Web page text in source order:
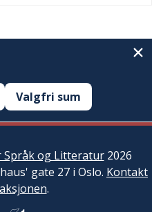
Valgfri sum
Språk og Litteratur2026
gate 27 i Oslo. Kontakt
.